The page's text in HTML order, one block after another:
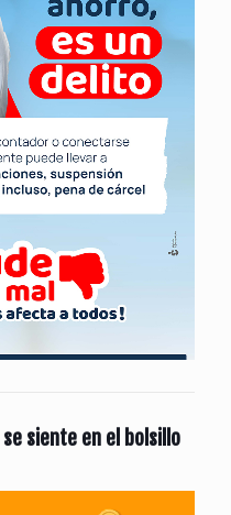
se siente en el bolsillo